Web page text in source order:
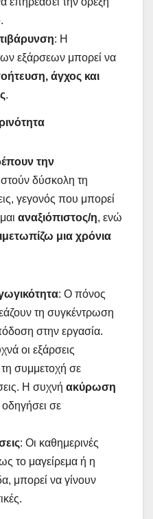
: Η
εξάρσεων μπορεί να
άγχος και
.
την
δύσκολη τη
γεγονός που μπορεί
αναξιόπιστος/η, ενώ
μια χρόνια
: Ο πόνος
τη συγκέντρωση
στην εργασία.
οι εξάρσεις
συμμετοχή σε
Η συχνή ακύρωση
σε
: Οι καθημερινές
το μαγείρεμα ή η
μπορεί να γίνουν